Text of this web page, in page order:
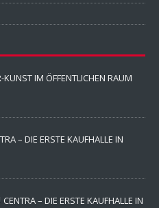
KUNST IM ÖFFENTLICHEN RAUM
– DIE ERSTE KAUFHALLE IN
CENTRA – DIE ERSTE KAUFHALLE IN